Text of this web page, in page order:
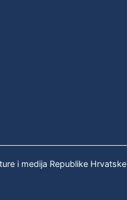
i medija Republike Hrvatske